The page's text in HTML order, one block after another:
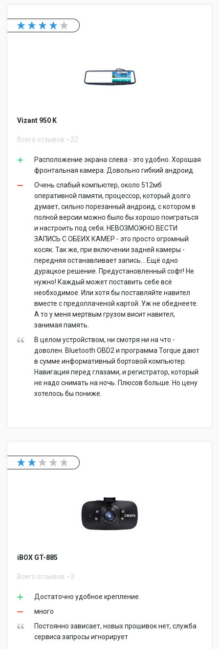
Vizant 950 K
Всего отзывов 22
Расположение экрана слева - это удобно. Хорошая
фронтальная камера. Довольно гибкий андроид.
Очень слабый компьютер, около 512мб
оперативной памяти, процессор, который долго
думает, сильно порезанный андроид, с котором в
полной версии можно было бы хорошо поиграться
и настроить под себя. НЕВОЗМОЖНО ВЕСТИ
ЗАПИСЬ С ОБЕИХ КАМЕР - это просто огромный
косяк. Так же, при включении задней камеры -
передняя останавливает запись... Ещё одно
дурацкое решение. Предустановленный софт! Не
нужно! Каждый может поставить себе всё
необходимое. Или хотя бы поставляйте навител
вместе с предоплаченой картой. Уж не обеднеете.
А то у меня мертвым грузом висит навител,
занимая память.
В целом устройством, ни смотря ни на что -
доволен. Bluetooth OBD2 и программа Torque дают
в сумме информативный бортовой компьютер.
Навигация перед глазами, и регистратор, который
не надо снимать на ночь. Плюсов больше. Но цену
хотелось бы пониже.
iBOX GT-885
Всего отзывов 3
Достаточно удобное крепление.
много
Постоянно зависает, новых прошивок нет, служба
сервиса запросы игнорирует